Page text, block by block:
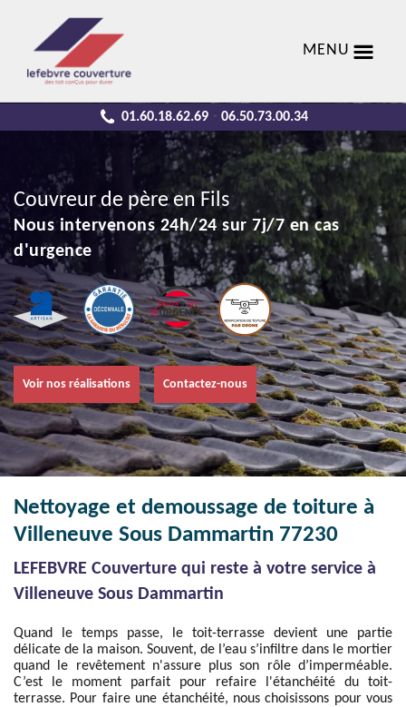
MENU
01.60.18.62.69 - 06.50.73.00.34
Couvreur de père en Fils
Nous intervenons 24h/24 sur 7j/7 en cas
d'urgence
Voir nos réalisations Contactez-nous
Nettoyage et demoussage de toiture à
Villeneuve Sous Dammartin 77230
LEFEBVRE Couverture qui reste à votre service à
Villeneuve Sous Dammartin
Quand le temps passe, le toit-terrasse devient une partie
délicate de la maison. Souvent, de l’eau s’infiltre dans le mortier
quand le revêtement n'assure plus son rôle d’imperméable.
C’est le moment parfait pour refaire l'étanchéité du toit-
terrasse. Pour faire une étanchéité, nous choisissons pour vous